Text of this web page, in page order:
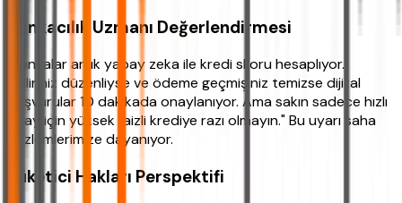
Bankacılık Uzmanı Değerlendirmesi
"Bankalar artık yapay zeka ile kredi skoru hesaplıyor.
Geliriniz düzenliyse ve ödeme geçmişiniz temizse dijital
başvurular 10 dakikada onaylanıyor. Ama sakın sadece hızlı
onay için yüksek faizli krediye razı olmayın." Bu uyarı saha
gözlemlerimize dayanıyor.
Tüketici Hakları Perspektifi